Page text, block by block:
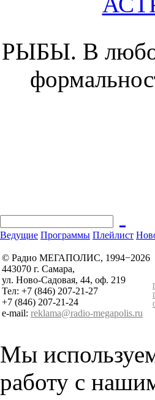
РЫБЫ. В
Ведущие Программы Плейлист
© Радио МЕГАПОЛИС, 1994−2026
443070 г. Самара,
ул. Ново-Садовая, 44, оф. 219
Тел: +7 (846) 207-21-27
+7 (846) 207-21-24
e-mail: reklama@radio-megapolis.ru
Мы
работу с